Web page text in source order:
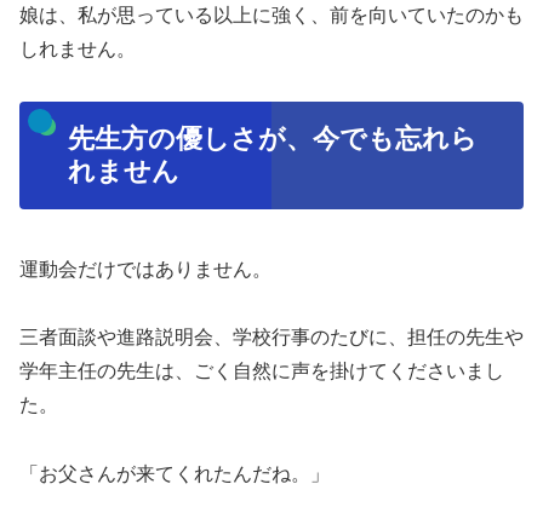
娘は、私が思っている以上に強く、前を向いていたのかも
しれません。
先生方の優しさが、今でも忘れら
れません
運動会だけではありません。
三者面談や進路説明会、学校行事のたびに、担任の先生や
学年主任の先生は、ごく自然に声を掛けてくださいまし
た。
「お父さんが来てくれたんだね。」